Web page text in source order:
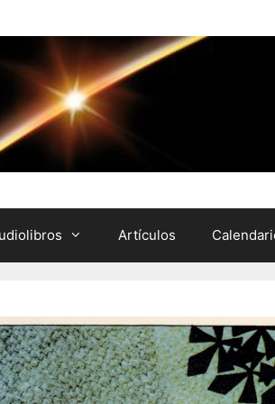
Artículos